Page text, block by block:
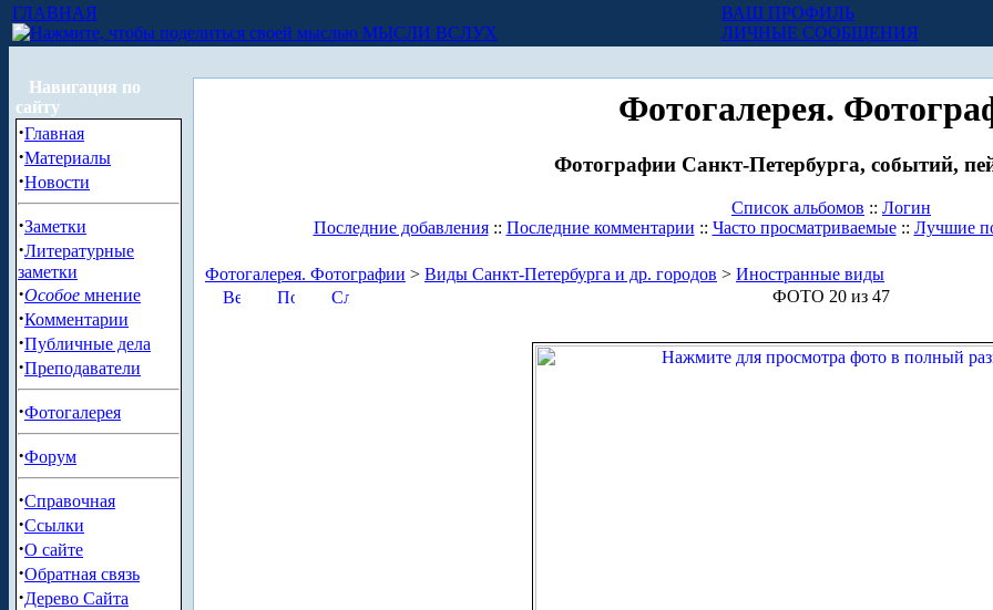
ГЛАВНАЯ
МЫСЛИ ВСЛУХ
ВАШ ПРОФИЛЬ
ЛИЧНЫЕ СООБЩЕНИЯ
Навигация по
сайту
·Главная
·Материалы
·Новости
·Заметки
·Литературные
заметки
·Особое мнение
·Комментарии
·Публичные дела
·Преподаватели
·Фотогалерея
·Форум
·Справочная
·Ссылки
·О сайте
·Обратная связь
·Дерево Сайта
Фотогалерея.
Фотографии Санкт-Петербурга, событий,
Список альбомов :: Логин
Последние добавления:: Последние комментарии :: Часто просматриваемые:: Лучшие
Фотогалерея. Фотографии > Виды Санкт-Петербурга и др. городов > Иностранные виды
ФОТО 20 из 47